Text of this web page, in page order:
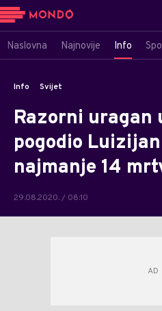
Naslovna Najnovije Info
Info Svijet
Razorni uragan
pogodio
najmanje 14
29.08.2020. / 08:10